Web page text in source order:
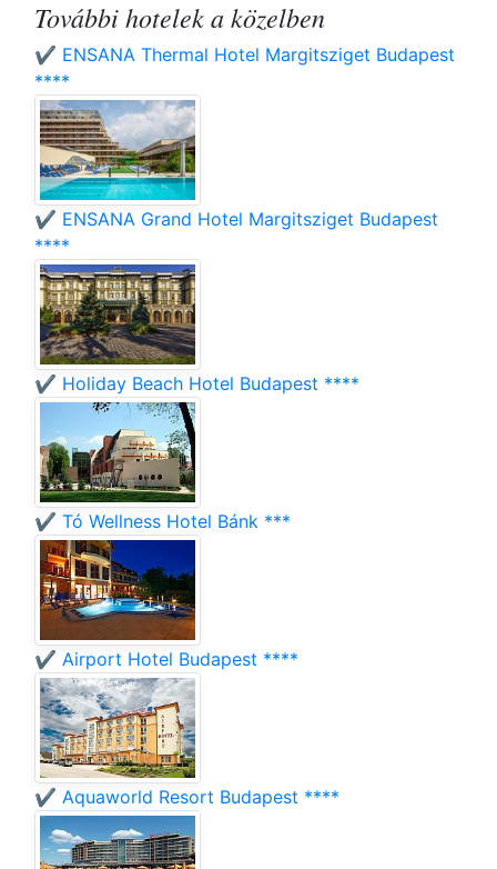
További hotelek a közelben
✔️ ENSANA Thermal Hotel Margitsziget Budapest
****
✔️ ENSANA Grand Hotel Margitsziget Budapest
****
✔️ Holiday Beach Hotel Budapest ****
✔️ Tó Wellness Hotel Bánk ***
✔️ Airport Hotel Budapest ****
✔️ Aquaworld Resort Budapest ****